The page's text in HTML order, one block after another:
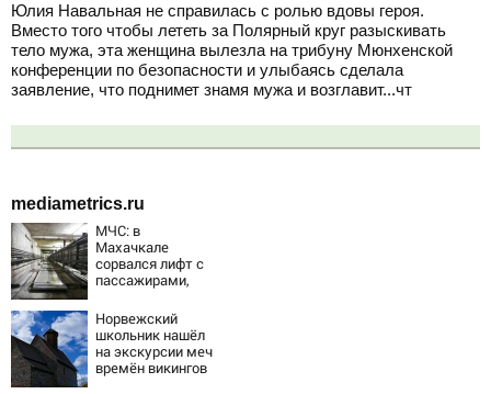
Юлия Навальная не справилась с ролью вдовы героя.
Вместо того чтобы лететь за Полярный круг разыскивать
тело мужа, эта женщина вылезла на трибуну Мюнхенской
конференции по безопасности и улыбаясь сделала
заявление, что поднимет знамя мужа и возглавит...чт
mediametrics.ru
МЧС: в
Махачкале
сорвался лифт с
пассажирами,
четыре человека
Норвежский
школьник нашёл
на экскурсии меч
времён викингов